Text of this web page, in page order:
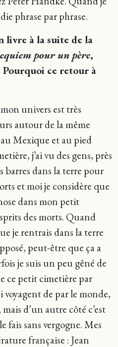
phrase par phrase.
livre à la suite de la
pour un père,
Pourquoi ce retour à
univers est très
autour de la même
au Mexique et au pied
j’ai vu des gens, près
barres dans la terre pour
et moi je considère que
dans mon petit
des morts. Quand
je rentrais dans la terre
peut-être que ça a
je suis un peu gêné de
ce petit cimetière par
de par le monde,
d’un autre côté c’est
fais sans vergogne. Mes
française : Jean